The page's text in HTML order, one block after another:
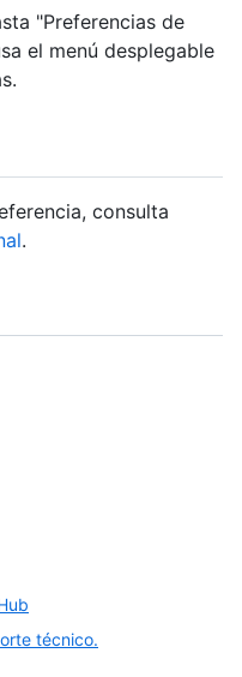
"Preferencias de
el menú desplegable
consulta
.
técnico.